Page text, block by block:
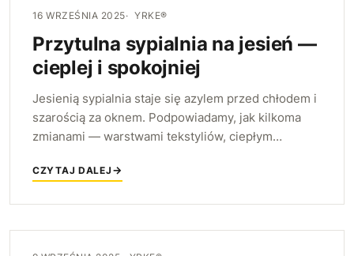
16 WRZEŚNIA 2025 YRKE®
Przytulna sypialnia na jesień —
cieplej i spokojniej
Jesienią sypialnia staje się azylem przed chłodem i
szarością za oknem. Podpowiadamy, jak kilkoma
zmianami — warstwami tekstyliów, ciepłym
cieplejsza i bardziej wyciszona.
CZYTAJ DALEJ